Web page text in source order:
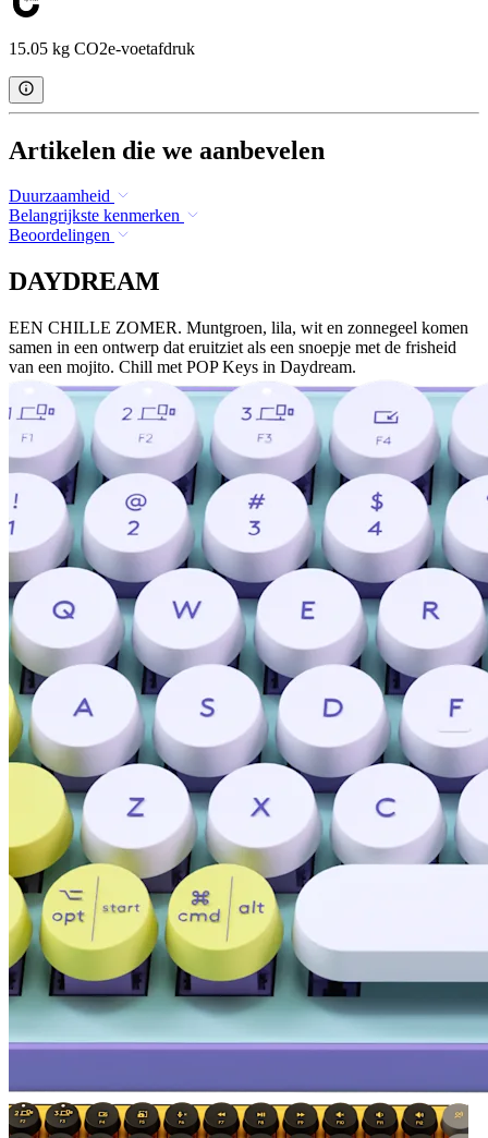
15.05 kg CO2e-voetafdruk
Artikelen die we aanbevelen
Duurzaamheid
Belangrijkste kenmerken
Beoordelingen
DAYDREAM
EEN CHILLE ZOMER. Muntgroen, lila, wit en zonnegeel komen
samen in een ontwerp dat eruitziet als een snoepje met de frisheid
van een mojito. Chill met POP Keys in Daydream.